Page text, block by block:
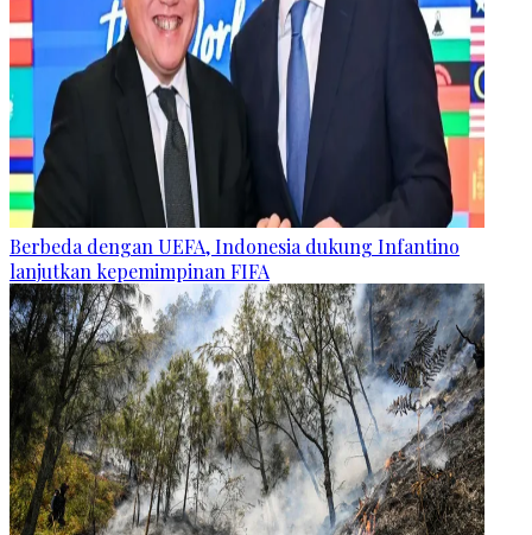
Berbeda dengan UEFA, Indonesia dukung Infantino
lanjutkan kepemimpinan FIFA